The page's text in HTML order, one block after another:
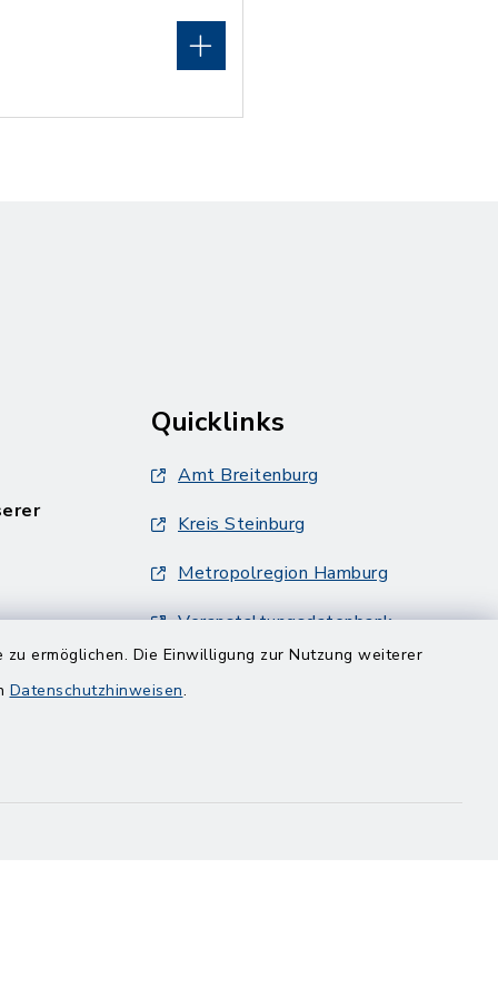
ermöglichen. Die Einwilligung zur Nutzung weiterer
Datenschutzhinweisen.
Quicklinks
Amt Breitenburg
Kreis Steinburg
Metropolregion Hamburg
Veranstaltungsdatenbank
Metropolregion Hamburg